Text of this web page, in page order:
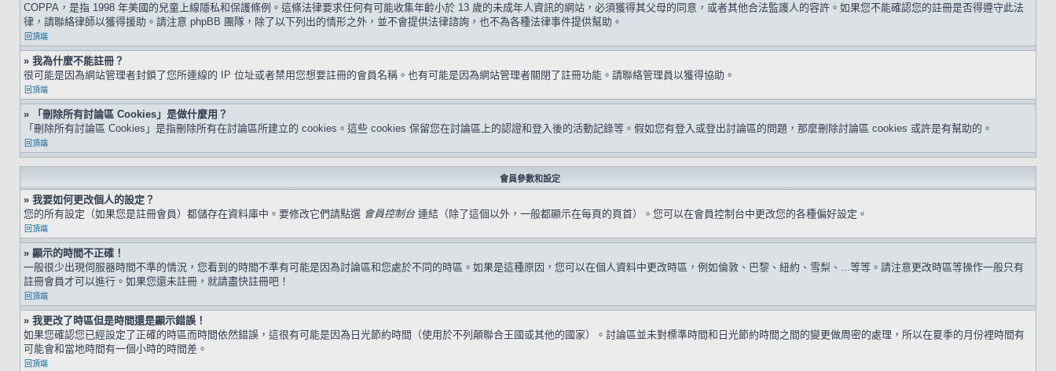
COPPA，是指 1998 年美國的兒童上線隱私和保護條例。這條法律要求任何有可能收集年齡小於 13 歲的未成年人資訊的網站，必須獲得其父母的同意，或者其他合法監護人的容許。如果您不能確認您的註冊是否得遵守此法
律，請聯絡律師以獲得援助。請注意 phpBB 團隊，除了以下列出的情形之外，並不會提供法律諮詢，也不為各種法律事件提供幫助。
回頂端
» 我為什麼不能註冊？
很可能是因為網站管理者封鎖了您所連線的 IP 位址或者禁用您想要註冊的會員名稱。也有可能是因為網站管理者關閉了註冊功能。請聯絡管理員以獲得協助。
回頂端
» 「刪除所有討論區 Cookies」是做什麼用？
「刪除所有討論區 Cookies」是指刪除所有在討論區所建立的 cookies。這些 cookies 保留您在討論區上的認證和登入後的活動記錄等。假如您有登入或登出討論區的問題，那麼刪除討論區 cookies 或許是有幫助的。
回頂端
會員參數和設定
» 我要如何更改個人的設定？
您的所有設定（如果您是註冊會員）都儲存在資料庫中。要修改它們請點選 會員控制台連結（除了這個以外，一般都顯示在每頁的頁首）。您可以在會員控制台中更改您的各種偏好設定。
回頂端
» 顯示的時間不正確！
一般很少出現伺服器時間不準的情況，您看到的時間不準有可能是因為討論區和您處於不同的時區。如果是這種原因，您可以在個人資料中更改時區，例如倫敦、巴黎、紐約、雪梨、...等等。請注意更改時區等操作一般只有
註冊會員才可以進行。如果您還未註冊，就請盡快註冊吧！
回頂端
» 我更改了時區但是時間還是顯示錯誤！
如果您確認您已經設定了正確的時區而時間依然錯誤，這很有可能是因為日光節約時間（使用於不列顛聯合王國或其他的國家）。討論區並未對標準時間和日光節約時間之間的變更做周密的處理，所以在夏季的月份裡時間有
可能會和當地時間有一個小時的時間差。
回頂端